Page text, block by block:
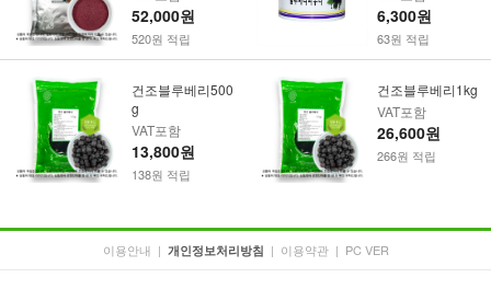
52,000원
520원 적립
6,300원
63원 적립
건조블루베리500
g
VAT포함
13,800원
138원 적립
건조블루베리1kg
VAT포함
26,600원
266원 적립
이용안내 | 개인정보처리방침 | 이용약관 | PC VER